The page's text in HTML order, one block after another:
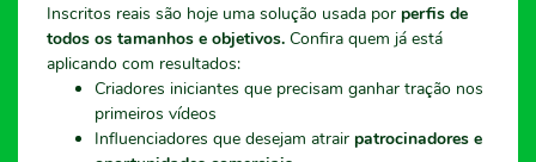
Inscritos reais são hoje uma solução usada por perfis de
todos os tamanhos e objetivos. Confira quem já está
aplicando com resultados:
Criadores iniciantes que precisam ganhar tração nos
primeiros vídeos
Influenciadores que desejam atrair patrocinadores e